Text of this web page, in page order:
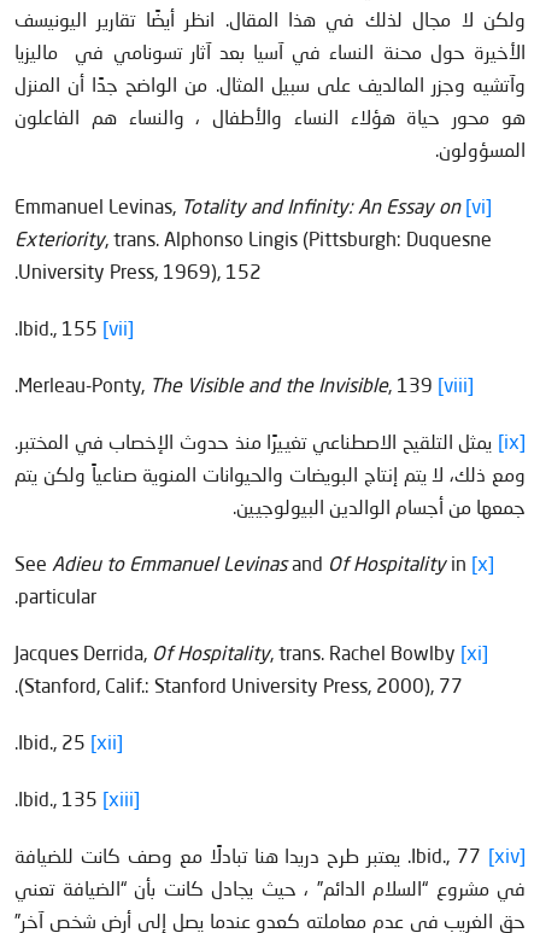
ولكن لا مجال لذلك في هذا المقال. انظر أيضًا تقارير اليونيسف
الأخيرة حول محنة النساء في آسيا بعد آثار تسونامي في ماليزيا
وآتشيه وجزر المالديف على سبيل المثال. من الواضح جدًا أن المنزل
هو محور حياة هؤلاء النساء والأطفال ، والنساء هم الفاعلون
المسؤولون.
[vi]
Emmanuel Levinas,
Totality and Infinity: An Essay on
Exteriority, trans. Alphonso Lingis (Pittsburgh: Duquesne
University Press, 1969), 152.
[vii]
[viii]
The Visible and the Invisible, 139.
[ix]
يمثل التلقيح الاصطناعي تغييرًا منذ حدوث الإخصاب في المختبر.
ومع ذلك، لا يتم إنتاج البويضات والحيوانات المنوية صناعياً ولكن يتم
جمعها من أجسام الوالدين البيولوجيين.
[x]
Adieu to Emmanuel Levinasand Of Hospitality in
particular.
[xi]
Of Hospitality, trans. Rachel Bowlby
(Stanford, Calif.: Stanford University Press, 2000), 77.
[xii]
[xiii]
[xiv]
Ibid., 77. يعتبر طرح دريدا هنا تبادلًا مع وصف كانت للضيافة
في مشروع “السلام الدائم” ، حيث يجادل كانت بأن “الضيافة تعني
حق الغريب في عدم معاملته كعدو عندما يصل إلى أرض شخص آخر”